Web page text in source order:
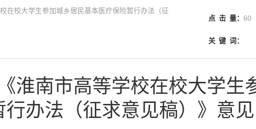
在校大学生参加城乡居民基本医疗保险暂行办法（征
点 击 量： 60
关 键 词：
淮南市高等学校在校大学生
行办法（征求意见稿）》意